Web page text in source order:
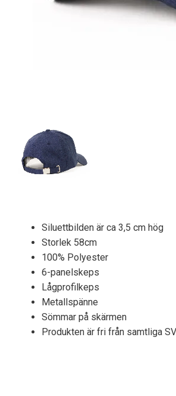
Siluettbilden är ca 3,5 cm hög
Storlek 58cm
100% Polyester
6-panelskeps
Lågprofilkeps
Metallspänne
Sömmar på skärmen
Produkten är fri från samtliga